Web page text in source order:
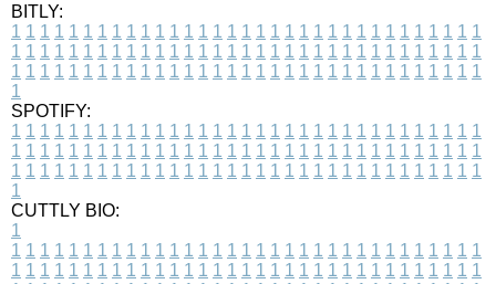
BITLY:
1 1 1 1 1 1 1 1 1 1 1 1 1 1 1 1 1 1 1 1 1 1 1 1 1 1 1 1 1 1 1 1 1
1 1 1 1 1 1 1 1 1 1 1 1 1 1 1 1 1 1 1 1 1 1 1 1 1 1 1 1 1 1 1 1 1
1 1 1 1 1 1 1 1 1 1 1 1 1 1 1 1 1 1 1 1 1 1 1 1 1 1 1 1 1 1 1 1 1
1
SPOTIFY:
1 1 1 1 1 1 1 1 1 1 1 1 1 1 1 1 1 1 1 1 1 1 1 1 1 1 1 1 1 1 1 1 1
1 1 1 1 1 1 1 1 1 1 1 1 1 1 1 1 1 1 1 1 1 1 1 1 1 1 1 1 1 1 1 1 1
1 1 1 1 1 1 1 1 1 1 1 1 1 1 1 1 1 1 1 1 1 1 1 1 1 1 1 1 1 1 1 1 1
1
CUTTLY BIO:
1
1 1 1 1 1 1 1 1 1 1 1 1 1 1 1 1 1 1 1 1 1 1 1 1 1 1 1 1 1 1 1 1 1
1 1 1 1 1 1 1 1 1 1 1 1 1 1 1 1 1 1 1 1 1 1 1 1 1 1 1 1 1 1 1 1 1